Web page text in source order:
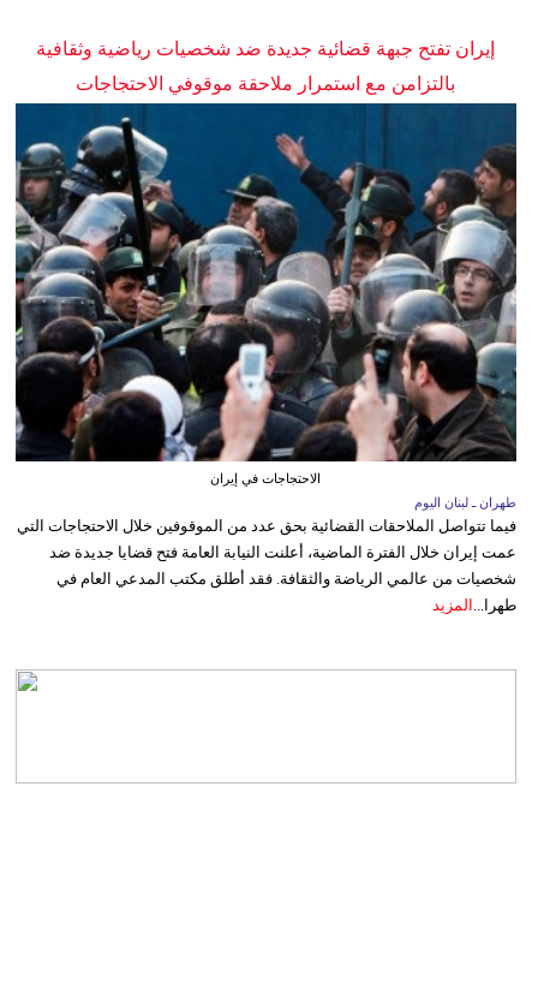
إيران تفتح جبهة قضائية جديدة ضد شخصيات رياضية وثقافية
بالتزامن مع استمرار ملاحقة موقوفي الاحتجاجات
الاحتجاجات في إيران
طهران ـ لبنان اليوم
فيما تتواصل الملاحقات القضائية بحق عدد من الموقوفين خلال الاحتجاجات التي
عمت إيران خلال الفترة الماضية، أعلنت النيابة العامة فتح قضايا جديدة ضد
شخصيات من عالمي الرياضة والثقافة. فقد أطلق مكتب المدعي العام في
طهرا... المزيد